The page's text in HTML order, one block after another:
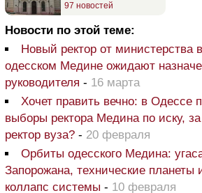
97 новостей
Новости по этой теме:
Новый ректор от министерства
одесском Медине ожидают
руководителя - 16 марта
Хочет править вечно: в Одессе
выборы ректора Медина по иску,
ректор вуза? - 20 февраля
Орбиты одесского Медина:
Запорожана, технические планеты
коллапс системы - 10 февраля